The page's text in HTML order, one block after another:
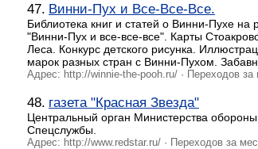
47. Винни-Пух и Все-Все-Все.
Библиотека книг и статей о Винни-Пухе
"Винни-Пух и все-все-все". Карты
Леса. Конкурс детского рисунка.
марок разных стран с Винни-Пухом.
Адрес: http://winnie-the-pooh.ru/ · Переходов за
48. газета "Красная Звезда"
Центральный орган Министерства
Спецслужбы.
Адрес: http://www.redstar.ru/ · Переходов за